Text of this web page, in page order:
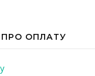
ОПЛАТУ